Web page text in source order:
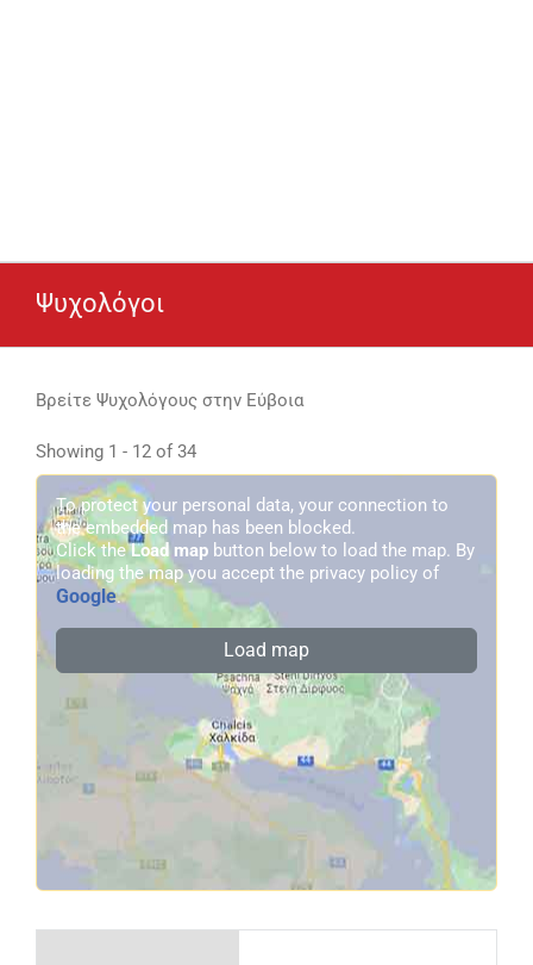
Ψυχολόγοι
Βρείτε Ψυχολόγους στην Εύβοια
Showing 1 - 12 of 34
To protect your personal data, your connection to
the embedded map has been blocked.
Click theLoad map button below to load the map. By
loading the map you accept the privacy policy of
Google.
Load map